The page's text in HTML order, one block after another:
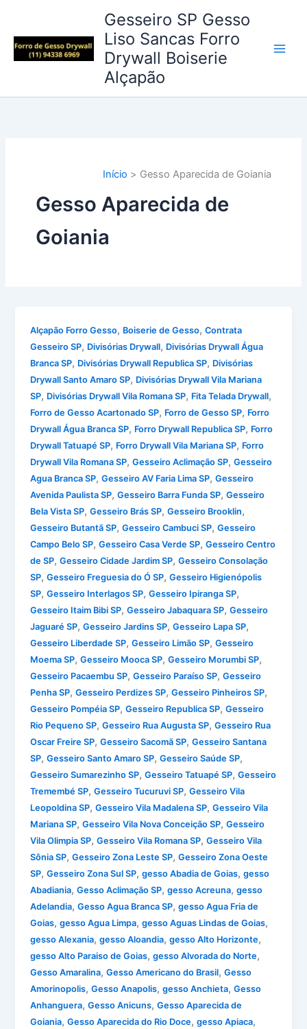
conteúdo
Gesseiro SP Gesso
Liso Sancas Forro
Drywall Boiserie
Alçapão
Início Gesso Aparecida de Goiania
Gesso Aparecida de
Goiania
Alçapão Forro Gesso, Boiserie de Gesso,Contrata
Gesseiro SP, Divisórias Drywall, Divisórias Drywall Água
Branca SP, Divisórias Drywall Republica SP, Divisórias
Drywall Santo Amaro SP, Divisórias Drywall Vila Mariana
SP, Divisórias Drywall Vila Romana SP, Fita Telada Drywall,
Forro de Gesso Acartonado SP, Forro de Gesso SP, Forro
Drywall Água Branca SP, Forro Drywall Republica SP, Forro
Drywall Tatuapé SP, Forro Drywall Vila Mariana SP, Forro
Drywall Vila Romana SP,Gesseiro Aclimação SP,Gesseiro
Agua Branca SP,Gesseiro AV Faria Lima SP,Gesseiro
Avenida Paulista SP,Gesseiro Barra Funda SP,Gesseiro
Bela Vista SP,Gesseiro Brás SP,Gesseiro Brooklin,
Gesseiro Butantã SP,Gesseiro Cambuci SP,Gesseiro
Campo Belo SP,Gesseiro Casa Verde SP,Gesseiro Centro
de SP,Gesseiro Cidade Jardim SP,Gesseiro Consolação
SP,Gesseiro Freguesia do Ó SP,Gesseiro Higienópolis
SP,Gesseiro Interlagos SP,Gesseiro Ipiranga SP,
Gesseiro Itaim Bibi SP,Gesseiro Jabaquara SP,Gesseiro
Jaguaré SP,Gesseiro Jardins SP,Gesseiro Lapa SP,
Gesseiro Liberdade SP,Gesseiro Limão SP,Gesseiro
Moema SP,Gesseiro Mooca SP,Gesseiro Morumbi SP,
Gesseiro Pacaembu SP,Gesseiro Paraíso SP,Gesseiro
Penha SP,Gesseiro Perdizes SP,Gesseiro Pinheiros SP,
Gesseiro Pompéia SP,Gesseiro Republica SP,Gesseiro
Rio Pequeno SP,Gesseiro Rua Augusta SP,Gesseiro Rua
Oscar Freire SP,Gesseiro Sacomã SP,Gesseiro Santana
SP,Gesseiro Santo Amaro SP,Gesseiro Saúde SP,
Gesseiro Sumarezinho SP,Gesseiro Tatuapé SP,Gesseiro
Tremembé SP,Gesseiro Tucuruvi SP,Gesseiro Vila
Leopoldina SP,Gesseiro Vila Madalena SP,Gesseiro Vila
Mariana SP,Gesseiro Vila Nova Conceição SP,Gesseiro
Vila Olimpia SP,Gesseiro Vila Romana SP,Gesseiro Vila
Sônia SP,Gesseiro Zona Leste SP,Gesseiro Zona Oeste
SP,Gesseiro Zona Sul SP,gesso Abadia de Goias,gesso
Abadiania,Gesso Aclimação SP,gesso Acreuna,gesso
Adelandia,Gesso Agua Branca SP,gesso Agua Fria de
Goias,gesso Agua Limpa,gesso Aguas Lindas de Goias,
gesso Alexania,gesso Aloandia,gesso Alto Horizonte,
gesso Alto Paraiso de Goias,gesso Alvorada do Norte,
Gesso Amaralina,Gesso Americano do Brasil,Gesso
Amorinopolis,Gesso Anapolis,gesso Anchieta,Gesso
Anhanguera,Gesso Anicuns,Gesso Aparecida de
Goiania,Gesso Aparecida do Rio Doce,gesso Apiaca,